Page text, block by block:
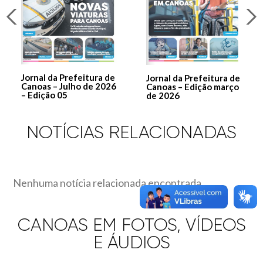
Jornal da Prefeitura de
Canoas – Julho de 2026
– Edição 05
Jornal da Prefeitura de
Canoas – Edição março
de 2026
NOTÍCIAS RELACIONADAS
Nenhuma notícia relacionada encontrada.
CANOAS EM FOTOS, VÍDEOS
E ÁUDIOS